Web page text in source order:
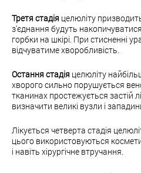
Третя стадія целюліту
з'єднання будуть
горбки на шкірі. При стисненні
відчуватиме хворобливість.
Остання стадія целюліту
хворого сильно порушується
тканинах простежується застій
визначити великі вузли і
Лікується четверта стадія
цього використовуються
і навіть хірургічне втручання.